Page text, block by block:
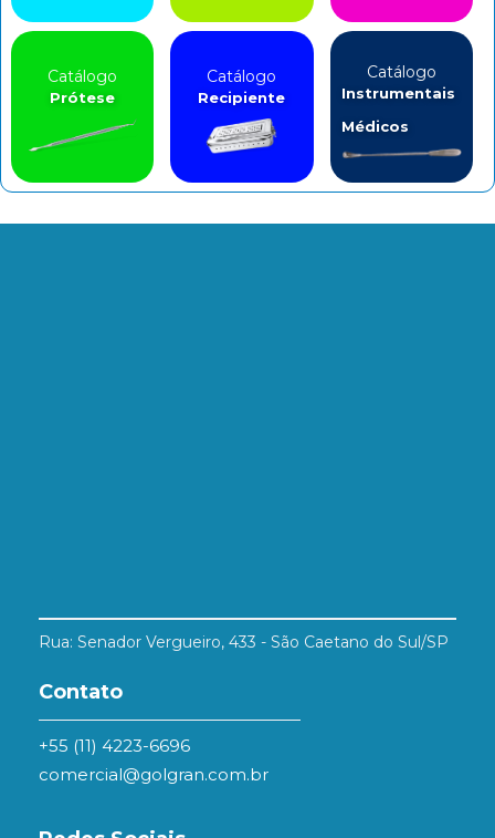
Catálogo
Prótese
Catálogo
Recipiente
Catálogo
Instrumentais
Médicos
Rua: Senador Vergueiro, 433 - São Caetano do Sul/SP
Contato
+55 (11) 4223-6696
comercial@golgran.com.br